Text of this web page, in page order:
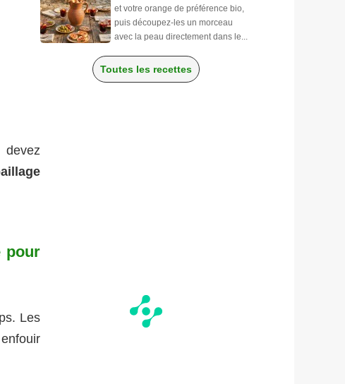
pour
Les
et votre orange de préférence bio,
puis découpez-les un morceau
avec la peau directement dans le...
Toutes les recettes